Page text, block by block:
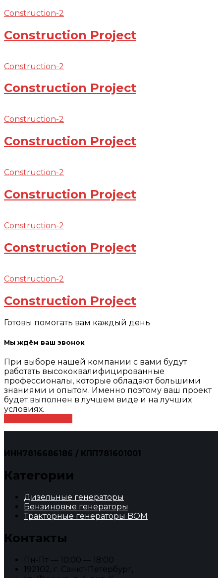
Construction-2
Construction Project
Construction-2
Construction Project
Construction-2
Construction Project
Construction-2
Construction Project
Construction-2
Construction Project
Construction-2
Construction Project
Готовы помогать вам каждый день
Мы ждём ваш звонок
При выборе нашей компании с вами будут
работать высококвалифицированные
профессионалы, которые обладают большими
знаниями и опытом. Именно поэтому ваш проект
будет выполнен в лучшем виде и на лучших
условиях.
ИНН7816686186 / КПП781601001
Категории
Дизельные генераторы
Бензиновые генераторы
Тракторные генераторы BOM
Контакты
Пн-Пт — 10:00 — 18:00
192102, г. Санкт-Петербург,